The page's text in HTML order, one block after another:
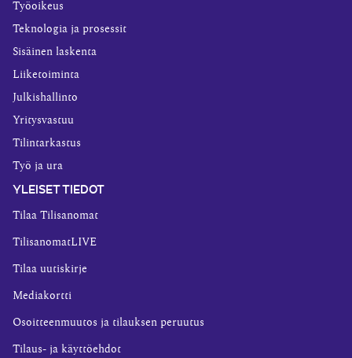
Työoikeus
Teknologia ja prosessit
Sisäinen laskenta
Liiketoiminta
Julkishallinto
Yritysvastuu
Tilintarkastus
Työ ja ura
YLEISET TIEDOT
Tilaa Tilisanomat
TilisanomatLIVE
Tilaa uutiskirje
Mediakortti
Osoitteenmuutos ja tilauksen peruutus
Tilaus- ja käyttöehdot